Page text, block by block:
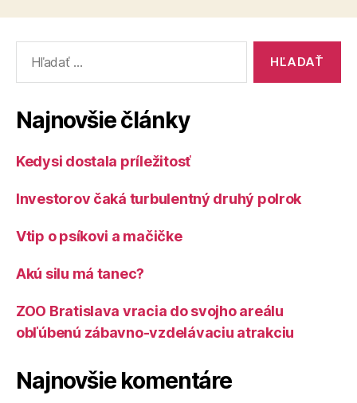
váš?
môj
život
–
a
Najnovšie články
Kedysi dostala príležitosť
Investorov čaká turbulentný druhý polrok
Vtip o psíkovi a mačičke
Akú silu má tanec?
ZOO Bratislava vracia do svojho areálu
obľúbenú zábavno-vzdelávaciu atrakciu
Najnovšie komentáre